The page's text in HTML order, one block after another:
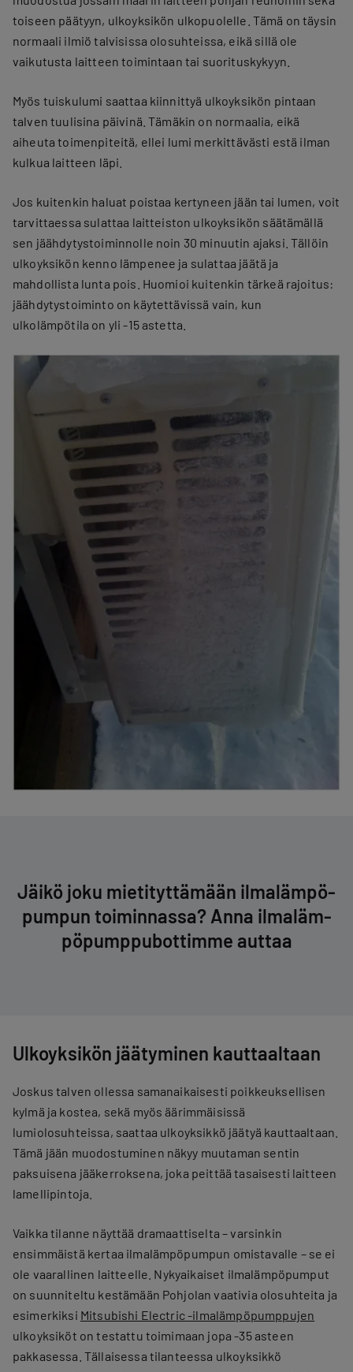
toiseen päätyyn, ulkoyksikön ulkopuolelle. Tämä on täysin
normaali ilmiö talvisissa olosuhteissa, eikä sillä ole
vaikutusta laitteen toimintaan tai suorituskykyyn.
Myös tuiskulumi saattaa kiinnittyä ulkoyksikön pintaan
talven tuulisina päivinä. Tämäkin on normaalia, eikä
aiheuta toimenpiteitä, ellei lumi merkittävästi estä ilman
kulkua laitteen läpi.
Jos kuitenkin haluat poistaa kertyneen jään tai lumen, voit
tarvittaessa sulattaa laitteiston ulkoyksikön säätämällä
sen jäähdytystoiminnolle noin 30 minuutin ajaksi. Tällöin
ulkoyksikön kenno lämpenee ja sulattaa jäätä ja
mahdollista lunta pois. Huomioi kuitenkin tärkeä rajoitus:
jäähdytystoiminto on käytettävissä vain, kun
ulkolämpötila on yli -15 astetta.
Jäikö joku mie­ti­tyt­tä­mään il­ma­läm­pö­
pum­pun toiminnassa? Anna il­ma­läm­
pö­pump­pu­bot­tim­me auttaa
Ulkoyksikön jäätyminen kauttaaltaan
Joskus talven ollessa samanaikaisesti poikkeuksellisen
kylmä ja kostea, sekä myös äärimmäisissä
lumiolosuhteissa, saattaa ulkoyksikkö jäätyä kauttaaltaan.
Tämä jään muodostuminen näkyy muutaman sentin
paksuisena jääkerroksena, joka peittää tasaisesti laitteen
lamellipintoja.
Vaikka tilanne näyttää dramaattiselta – varsinkin
ensimmäistä kertaa ilmalämpöpumpun omistavalle – se ei
ole vaarallinen laitteelle. Nykyaikaiset ilmalämpöpumput
on suunniteltu kestämään Pohjolan vaativia olosuhteita ja
esimerkiksi Mitsubishi Electric -ilmalämpöpumppujen
ulkoyksiköt on testattu toimimaan jopa -35 asteen
pakkasessa. Tällaisessa tilanteessa ulkoyksikkö